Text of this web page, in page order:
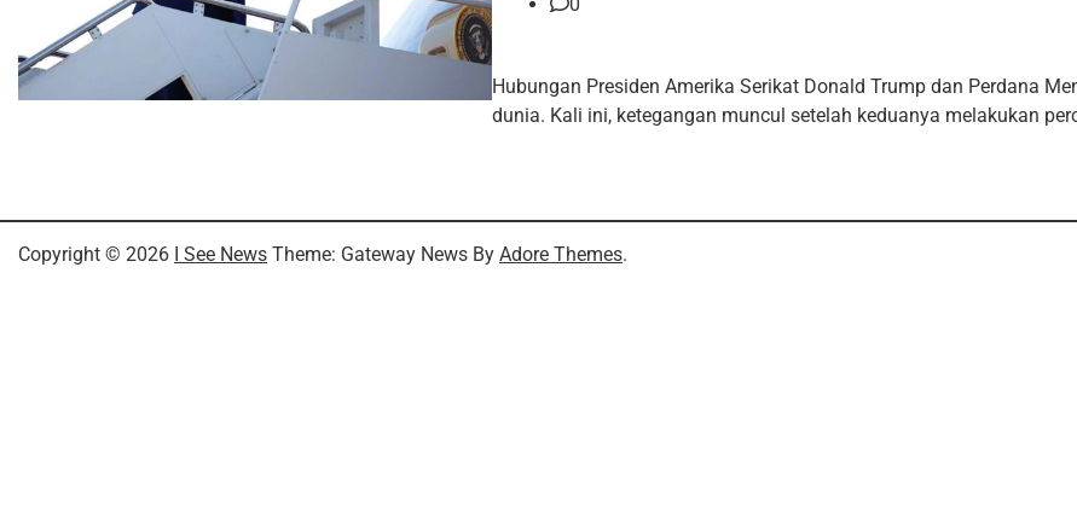
Hubungan Presiden Amerika Serikat Donald Trump dan Perdana
dunia. Kali ini, ketegangan muncul setelah keduanya melakukan
Copyright © 2026 I See News Theme: Gateway News By Adore Themes.